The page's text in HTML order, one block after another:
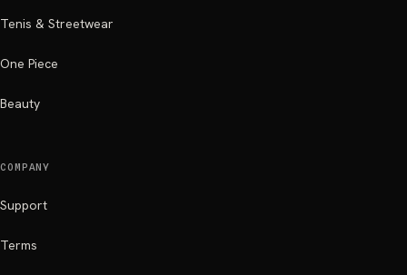
Tenis & Streetwear
One Piece
Beauty
COMPANY
Support
Terms